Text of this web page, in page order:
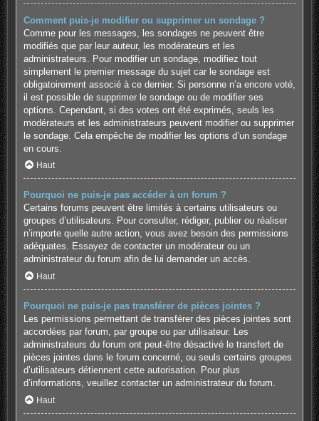
Comment puis-je modifier ou supprimer un sondage ?
Comme pour les messages, les sondages ne peuvent être
modifiés que par leur auteur, les modérateurs et les
administrateurs. Pour modifier un sondage, modifiez tout
simplement le premier message du sujet car le sondage est
obligatoirement associé à ce dernier. Si personne n’a encore voté,
il est possible de supprimer le sondage ou de modifier ses
options. Cependant, si des votes ont été exprimés, seuls les
modérateurs et les administrateurs peuvent modifier ou supprimer
le sondage. Cela empêche de modifier les options d’un sondage
en cours.
Haut
Pourquoi ne puis-je pas accéder à un forum ?
Certains forums peuvent être limités à certains utilisateurs ou
groupes d’utilisateurs. Pour consulter, rédiger, publier ou réaliser
n’importe quelle autre action, vous avez besoin des permissions
adéquates. Essayez de contacter un modérateur ou un
administrateur du forum afin de lui demander un accès.
Haut
Pourquoi ne puis-je pas transférer de pièces jointes ?
Les permissions permettant de transférer des pièces jointes sont
accordées par forum, par groupe ou par utilisateur. Les
administrateurs du forum ont peut-être désactivé le transfert de
pièces jointes dans le forum concerné, ou seuls certains groupes
d’utilisateurs détiennent cette autorisation. Pour plus
d’informations, veuillez contacter un administrateur du forum.
Haut